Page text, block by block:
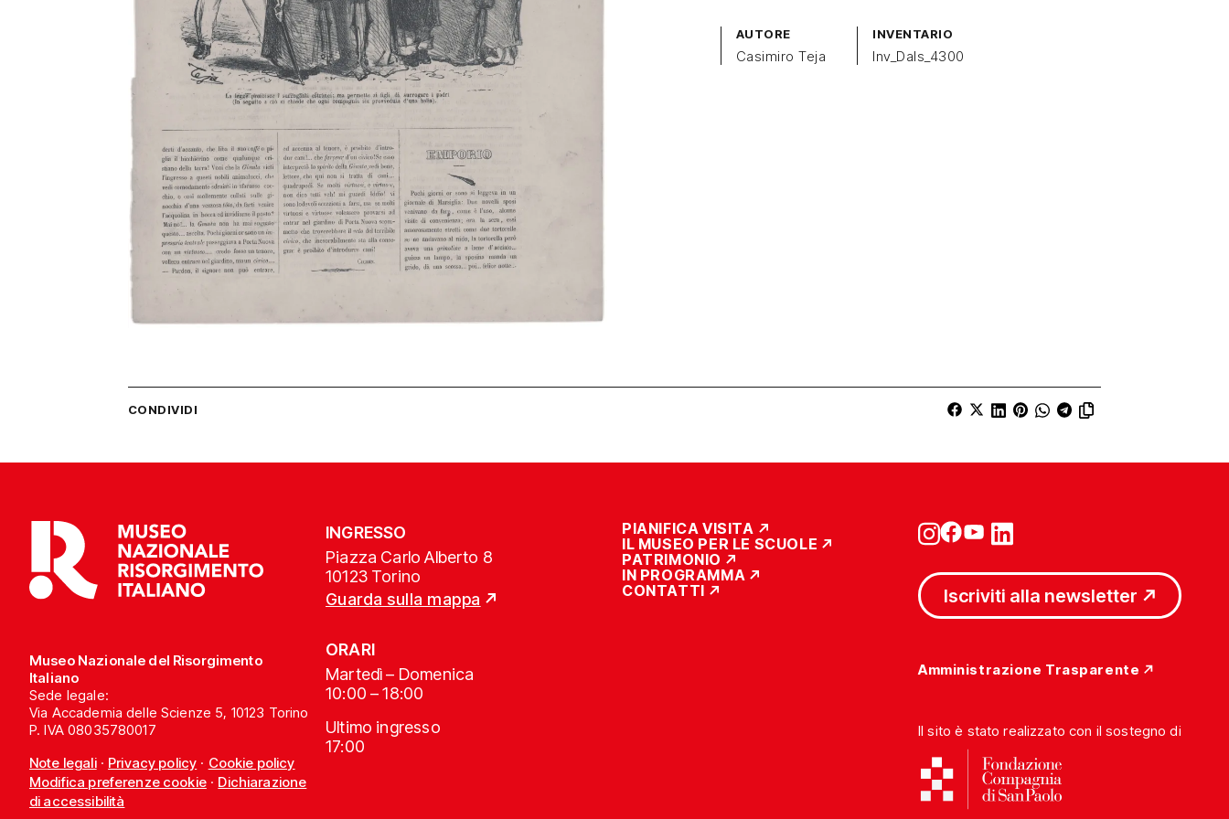
AUTORE
Casimiro Teja
INVENTARIO
Inv_Dals_4300
CONDIVIDI
Museo Nazionale del Risorgimento
Italiano
Sede legale:
Via Accademia delle Scienze 5, 10123 Torino
P. IVA 08035780017
Note legali· Privacy policy · Cookie policy
Modifica preferenze cookie· Dichiarazione
di accessibilità
INGRESSO
Piazza Carlo Alberto 8
10123 Torino
Guarda sulla mappa
ORARI
Martedì – Domenica
10:00 – 18:00
Ultimo ingresso
17:00
PIANIFICA VISITA
IL MUSEO PER LE SCUOLE
PATRIMONIO
IN PROGRAMMA
CONTATTI
Iscriviti alla newsletter
Amministrazione Trasparente
Il sito è stato realizzato con il sostegno di